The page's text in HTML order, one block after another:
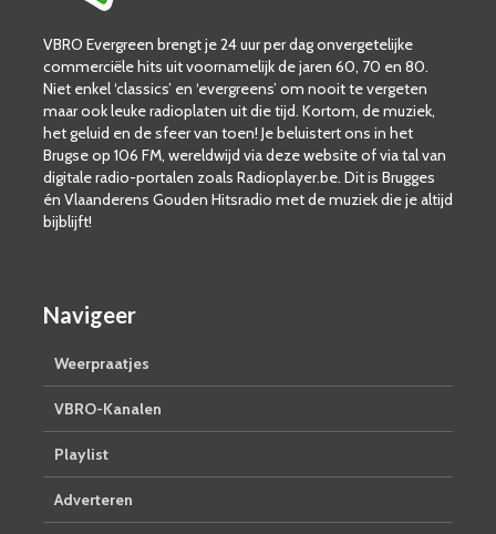
VBRO Evergreen brengt je 24 uur per dag onvergetelijke
commerciële hits uit voornamelijk de jaren 60, 70 en 80.
Niet enkel ‘classics’ en ‘evergreens’ om nooit te vergeten
maar ook leuke radioplaten uit die tijd. Kortom, de muziek,
het geluid en de sfeer van toen! Je beluistert ons in het
Brugse op 106 FM, wereldwijd via deze website of via tal van
digitale radio-portalen zoals Radioplayer.be. Dit is Brugges
én Vlaanderens Gouden Hitsradio met de muziek die je altijd
bijblijft!
Navigeer
Weerpraatjes
VBRO-Kanalen
Playlist
Adverteren